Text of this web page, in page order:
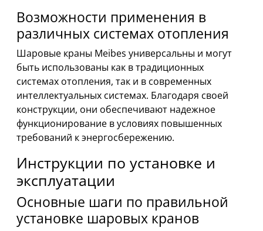
Возможности применения в
различных системах отопления
Шаровые краны Meibes универсальны и могут
быть использованы как в традиционных
системах отопления, так и в современных
интеллектуальных системах. Благодаря своей
конструкции, они обеспечивают надежное
функционирование в условиях повышенных
требований к энергосбережению.
Инструкции по установке и
эксплуатации
Основные шаги по правильной
установке шаровых кранов